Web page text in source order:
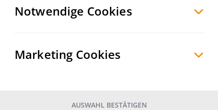
Notwendige Cookies
Marketing Cookies
AUSWAHL BESTÄTIGEN